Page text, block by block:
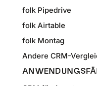
folk Pipedrive
folk Airtable
folk Montag
Andere CRM-